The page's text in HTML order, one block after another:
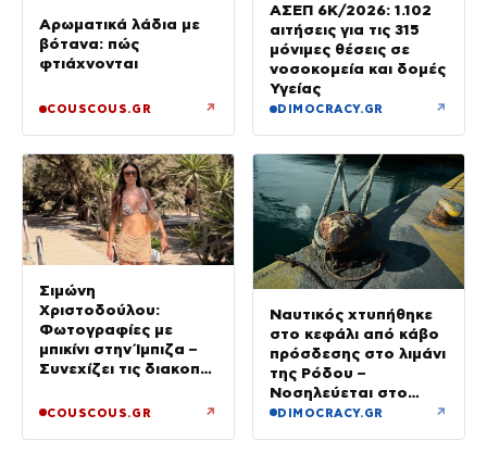
Αρωματικά λάδια με
βότανα: πώς
φτιάχνονται
COUSCOUS.GR ↗
ΑΣΕΠ 6Κ/2026: 1.102
αιτήσεις για τις 315
μόνιμες θέσεις σε
νοσοκομεία και δομές
Υγείας
DIMOCRACY.GR ↗
Σιμώνη
Χριστοδούλου:
Φωτογραφίες με
μπικίνι στην Ίμπιζα –
Συνεχίζει τις διακοπές
της, Αντρέα Γεωργίου
COUSCOUS.GR ↗
Ναυτικός χτυπήθηκε
στο κεφάλι από κάβο
πρόσδεσης στο λιμάνι
της Ρόδου –
Νοσηλεύεται στο
νοσοκομείο
DIMOCRACY.GR ↗